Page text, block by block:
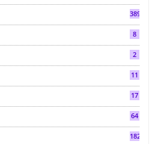
3892
8
2
11
17
64
182